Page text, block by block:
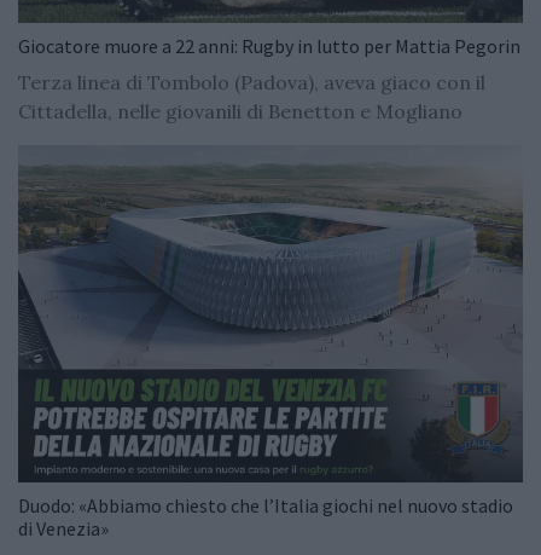
Giocatore muore a 22 anni: Rugby in lutto per Mattia Pegorin
Terza linea di Tombolo (Padova), aveva giaco con il
Cittadella, nelle giovanili di Benetton e Mogliano
Duodo: «Abbiamo chiesto che l’Italia giochi nel nuovo stadio
di Venezia»